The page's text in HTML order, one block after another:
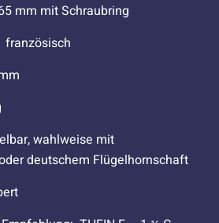
mm mit Schraubring
französisch
wahlweise mit
deutschem Flügelhornschaft